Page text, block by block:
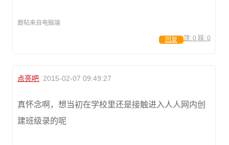
跟帖来自电脑端
顶: 0 踩: 0
回复
点亮吧 2015-02-07 09:49:27
真怀念啊，想当初在学校里还是接触进入人人网内创
建班级录的呢